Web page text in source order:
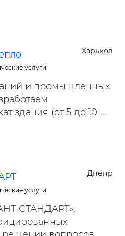
Харьков
услуги
и промышленных
здания (от 5 до 10 ...
Днепр
услуги
СТАНДАРТ»,